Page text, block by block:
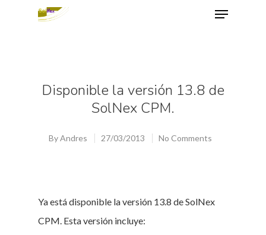
Disponible la versión 13.8 de
SolNex CPM.
ByAndres 27/03/2013 No Comments
Ya está disponible la versión 13.8 de SolNex
CPM. Esta versión incluye: